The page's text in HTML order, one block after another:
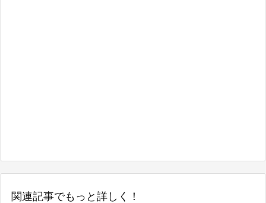
関連記事でもっと詳しく！